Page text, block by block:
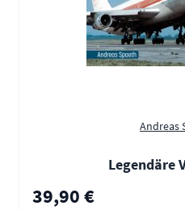
Andreas
Legendäre
39,90 €